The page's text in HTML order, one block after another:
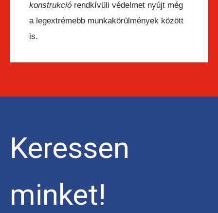
konstrukció rendkívüli védelmet nyújt még
a legextrémebb munkakörülmények között
is.
Keressen
minket!